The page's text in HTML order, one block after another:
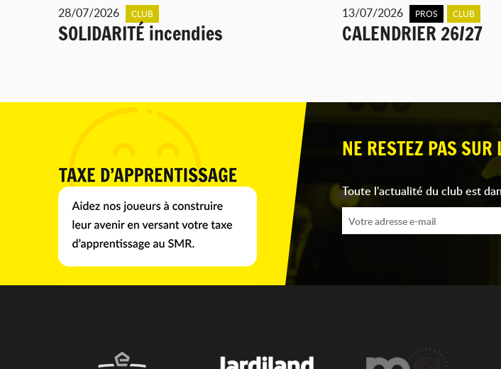
28/07/2026 CLUB
SOLIDARITÉ incendies
13/07/2026 PROS CLUB
CALENDRIER 26/27
NE RESTEZ PAS SUR
Toute l'actualité du club est